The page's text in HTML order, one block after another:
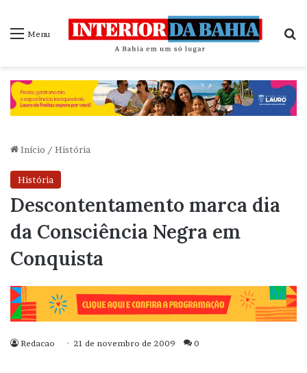
Menu
Início / História
História
Descontentamento marca dia
da Consciência Negra em
Conquista
Redacao 21 de novembro de 2009 0